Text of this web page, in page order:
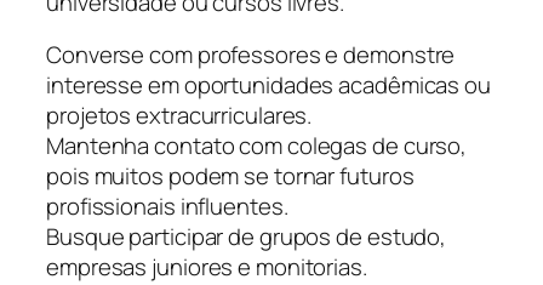
Converse com professores e demonstre
interesse em oportunidades acadêmicas ou
projetos extracurriculares.
Mantenha contato com colegas de curso,
pois muitos podem se tornar futuros
profissionais influentes.
Busque participar de grupos de estudo,
empresas juniores e monitorias.